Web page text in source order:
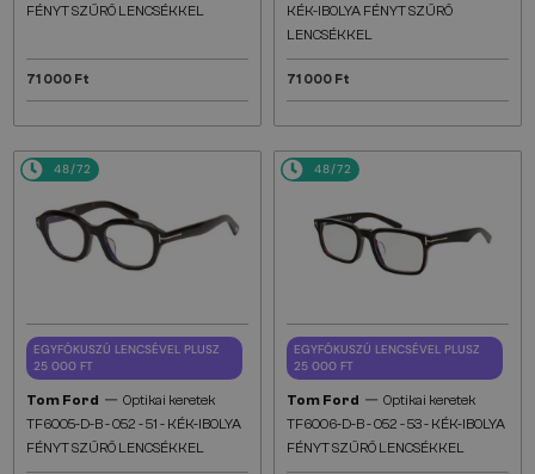
FÉNYT SZŰRŐ LENCSÉKKEL
71 000 Ft
KÉK-IBOLYA FÉNYT SZŰRŐ
LENCSÉKKEL
71 000 Ft
48/72
EGYFÓKUSZÚ LENCSÉVEL PLUSZ
25 000 FT
Tom Ford — Optikai keretek
TF6005-D-B - 052 - 51 - KÉK-IBOLYA
FÉNYT SZŰRŐ LENCSÉKKEL
48/72
EGYFÓKUSZÚ LENCSÉVEL PLUSZ
25 000 FT
Tom Ford — Optikai keretek
TF6006-D-B - 052 - 53 - KÉK-IBOLYA
FÉNYT SZŰRŐ LENCSÉKKEL